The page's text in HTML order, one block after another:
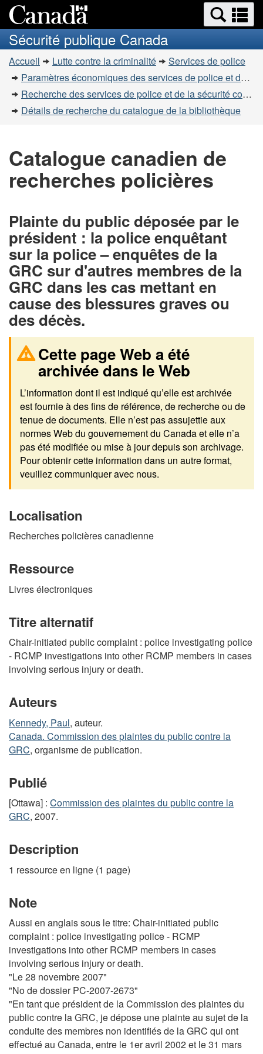
au
contenu
principal
à
la
version
HTML
simplifiée
Recherche
et
menus
et
Sécurité publique Canada
Vous
êtes
ici
Accueil Lutte contre la criminalité
Services de police
Paramètres économiques des services de police et de la sécurité communautaire
Recherche des services de police et de la sécurité communautaire
Détails de recherche du catalogue de la bibliothèque
Catalogue canadien de
recherches policières
Plainte du public déposée par le
président : la police enquêtant
sur la police – enquêtes de la
GRC sur d'autres membres de la
GRC dans les cas mettant en
cause des blessures graves ou
des décès.
Cette page Web a été
archivée dans le Web
L’information dont il est indiqué qu’elle est archivée
est fournie à des fins de référence, de recherche ou de
tenue de documents. Elle n’est pas assujettie aux
normes Web du gouvernement du Canada et elle n’a
pas été modifiée ou mise à jour depuis son archivage.
Pour obtenir cette information dans un autre format,
veuillez communiquer avec nous.
Localisation
Recherches policières canadienne
Ressource
Livres électroniques
Titre alternatif
Chair-initiated public complaint : police investigating police
- RCMP investigations into other RCMP members in cases
involving serious injury or death.
Auteurs
Kennedy, Paul, auteur.
Canada. Commission des plaintes du public contre la
GRC, organisme de publication.
Publié
[Ottawa] : Commission des plaintes du public contre la
GRC, 2007.
Description
1 ressource en ligne (1 page)
Note
Aussi en anglais sous le titre: Chair-initiated public
complaint : police investigating police - RCMP
investigations into other RCMP members in cases
involving serious injury or death.
"Le 28 novembre 2007"
"No de dossier PC-2007-2673"
"En tant que président de la Commission des plaintes du
public contre la GRC, je dépose une plainte au sujet de la
conduite des membres non identifiés de la GRC qui ont
effectué au Canada, entre le 1er avril 2002 et le 31 mars